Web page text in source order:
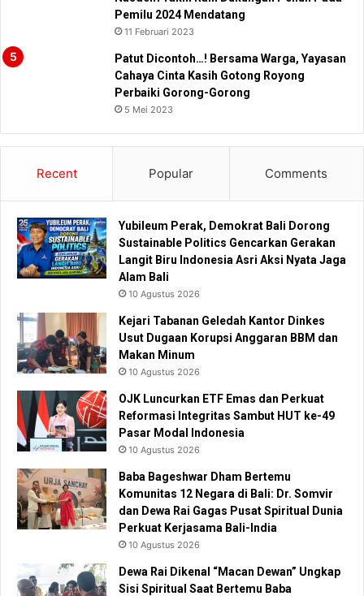
Pemilu 2024 Mendatang
11 Februari 2023
Patut Dicontoh…! Bersama Warga, Yayasan
Cahaya Cinta Kasih Gotong Royong
Perbaiki Gorong-Gorong
5 Mei 2023
Recent Popular Comments
Yubileum Perak, Demokrat Bali Dorong
Sustainable Politics Gencarkan Gerakan
Langit Biru Indonesia Asri Aksi Nyata Jaga
Alam Bali
10 Agustus 2026
Kejari Tabanan Geledah Kantor Dinkes
Usut Dugaan Korupsi Anggaran BBM dan
Makan Minum
10 Agustus 2026
OJK Luncurkan ETF Emas dan Perkuat
Reformasi Integritas Sambut HUT ke-49
Pasar Modal Indonesia
10 Agustus 2026
Baba Bageshwar Dham Bertemu
Komunitas 12 Negara di Bali: Dr. Somvir
dan Dewa Rai Gagas Pusat Spiritual Dunia
Perkuat Kerjasama Bali-India
10 Agustus 2026
Dewa Rai Dikenal “Macan Dewan” Ungkap
Sisi Spiritual Saat Bertemu Baba